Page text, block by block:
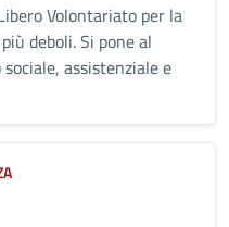
Volontariato per la
deboli. Si pone al
assistenziale e